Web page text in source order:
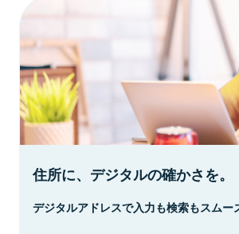
住所に、デジタルの確かさを。
デジタルアドレスで入力も検索もスムー